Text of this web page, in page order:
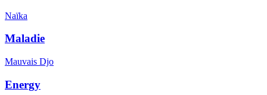
Naïka
Maladie
Mauvais Djo
Energy